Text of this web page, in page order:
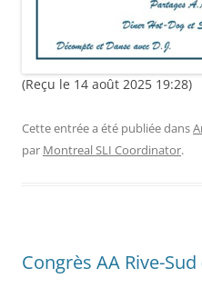
(Reçu le 14 août 2025 19:28)
Cette entrée a été publiée dans
par Montreal SLI Coordinator.
Congrès AA Rive-